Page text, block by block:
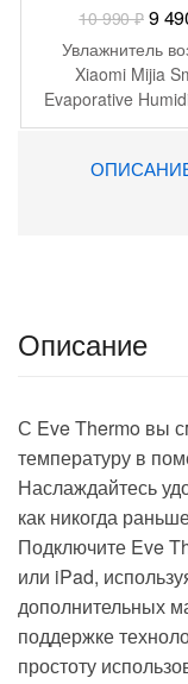
10 990₽
10
990
9
Увлажнитель
Xiaomi Mijia
Evaporative
Описание
С Eve Thermo вы
температуру в
Наслаждайтесь
как никогда
Подключите Eve
или iPad,
дополнительных
поддержке
простоту